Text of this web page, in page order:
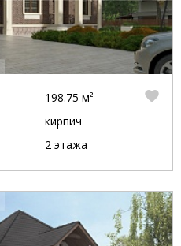
198.75 м²
кирпич
2 этажа